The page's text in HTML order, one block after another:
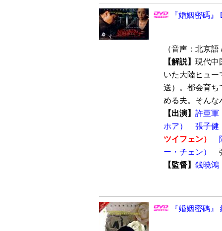
『婚姻密碼
（音声：北京
【解説】 現代中
いた大陸ヒュー
送）。都会育ち
める夫。そんな
【出演】 許亜軍
ホア）
張子健
ツイフェン）
ー・チェン）
【監督】 銭暁鴻
『婚姻密碼